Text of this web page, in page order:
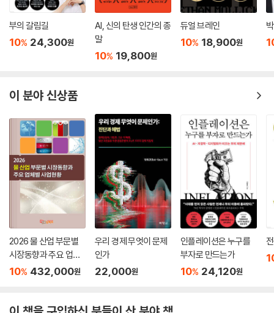
부의 갈림길
10% 24,300원
AI, 신의 탄생 인간의 종
말
10% 19,800원
듀얼 브레인
10% 18,900원
이 분야 신상품
2026 물 산업 부문별
시장동향과 주요 업체
별 사업현황
10% 432,000원
우리 경제 무엇이 문제
인가
22,000원
인플레이션은 누구를
부자로 만드는가
10% 24,120원